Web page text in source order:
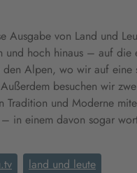
Ausgabe von Land und
und hoch hinaus – auf die
den Alpen, wo wir auf eine
besuchen wir
Tradition und Moderne
in einem davon sogar
land und leute